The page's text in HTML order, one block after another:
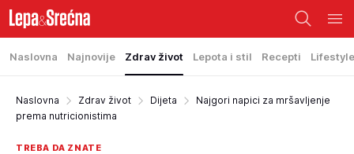
Naslovna Najnovije Zdrav život Lepota i stil Recepti Lifestyle
Naslovna Zdrav život Dijeta
Najgori napici za mršavljenje
prema nutricionistima
TREBA DA ZNATE